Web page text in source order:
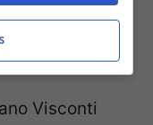
più tardi,
un borgo in
Visconti